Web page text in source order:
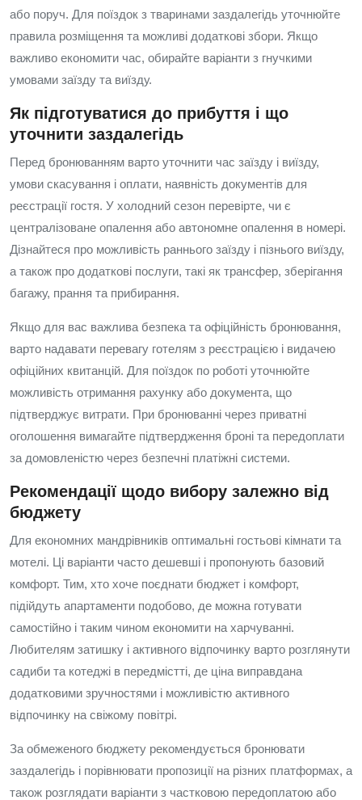
або поруч. Для поїздок з тваринами заздалегідь уточнюйте
правила розміщення та можливі додаткові збори. Якщо
важливо економити час, обирайте варіанти з гнучкими
умовами заїзду та виїзду.
Як підготуватися до прибуття і що
уточнити заздалегідь
Перед бронюванням варто уточнити час заїзду і виїзду,
умови скасування і оплати, наявність документів для
реєстрації гостя. У холодний сезон перевірте, чи є
централізоване опалення або автономне опалення в номері.
Дізнайтеся про можливість раннього заїзду і пізнього виїзду,
а також про додаткові послуги, такі як трансфер, зберігання
багажу, прання та прибирання.
Якщо для вас важлива безпека та офіційність бронювання,
варто надавати перевагу готелям з реєстрацією і видачею
офіційних квитанцій. Для поїздок по роботі уточнюйте
можливість отримання рахунку або документа, що
підтверджує витрати. При бронюванні через приватні
оголошення вимагайте підтвердження броні та передоплати
за домовленістю через безпечні платіжні системи.
Рекомендації щодо вибору залежно від
бюджету
Для економних мандрівників оптимальні гостьові кімнати та
мотелі. Ці варіанти часто дешевші і пропонують базовий
комфорт. Тим, хто хоче поєднати бюджет і комфорт,
підійдуть апартаменти подобово, де можна готувати
самостійно і таким чином економити на харчуванні.
Любителям затишку і активного відпочинку варто розглянути
садиби та котеджі в передмістті, де ціна виправдана
додатковими зручностями і можливістю активного
відпочинку на свіжому повітрі.
За обмеженого бюджету рекомендується бронювати
заздалегідь і порівнювати пропозиції на різних платформах, а
також розглядати варіанти з частковою передоплатою або